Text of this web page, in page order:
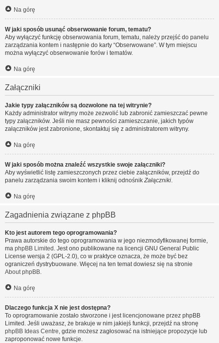
Na górę
W jaki sposób usunąć obserwowanie forum, tematu?
Aby wyłączyć funkcję obserwowania forum, tematu, należy przejść do panelu
zarządzania kontem i następnie do karty “Obserwowane”. W tym miejscu
można wyłączyć obserwowanie forów i tematów.
Na górę
Załączniki
Jakie typy załączników są dozwolone na tej witrynie?
Każdy administrator witryny może zezwolić lub zabronić zamieszczać pewne
typy załączników. Jeśli nie masz pewności zamieszczanie, jakich typów
załączników jest zabronione, skontaktuj się z administratorem witryny.
Na górę
W jaki sposób można znaleźć wszystkie swoje załączniki?
Aby wyświetlić listę zamieszczonych przez ciebie załączników, przejdź do
panelu zarządzania swoim kontem i kliknij odnośnikZałączniki.
Na górę
Zagadnienia związane z phpBB
Kto jest autorem tego oprogramowania?
Prawa autorskie do tego oprogramowania w jego niezmodyfikowanej formie,
ma phpBB Limited . Jest ono publikowane na licencji GNU General Public
License wersja 2 (GPL-2.0), co w praktyce oznacza, że może być bez
ograniczeń dystrybuowane. Więcej na ten temat dowiesz się na stronie
About phpBB.
Na górę
Dlaczego funkcja X nie jest dostępna?
To oprogramowanie zostało stworzone i jest licencjonowane przez phpBB
Limited. Jeśli uważasz, że brakuje w nim jakiejś funkcji, przejdź na stronę
phpBB Ideas Centre, gdzie możesz zagłosować na istniejące propozycje lub
zaproponować nowe funkcje.